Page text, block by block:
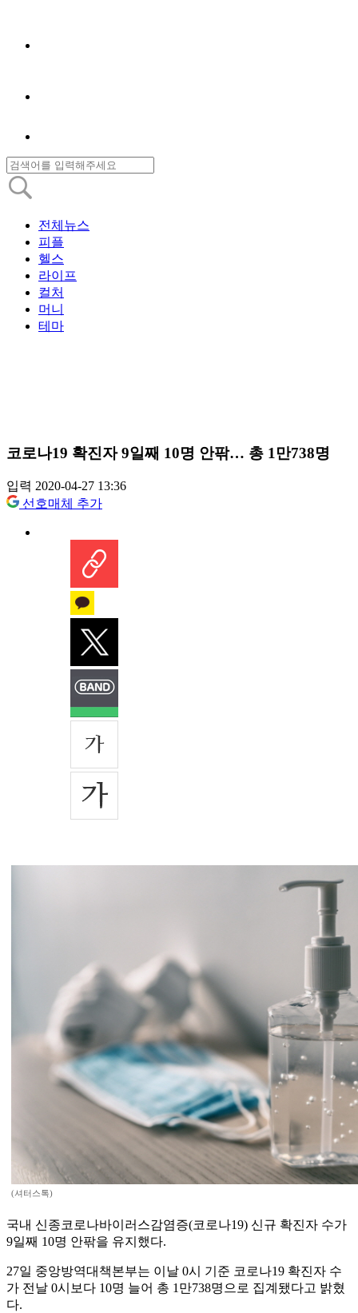
전체뉴스
피플
헬스
라이프
컬처
머니
테마
코로나19 확진자 9일째 10명 안팎… 총 1만738명
입력 2020-04-27 13:36
선호매체 추가
(셔터스톡)
국내 신종코로나바이러스감염증(코로나19) 신규 확진자 수가
9일째 10명 안팎을 유지했다.
27일 중앙방역대책본부는 이날 0시 기준 코로나19 확진자 수
가 전날 0시보다 10명 늘어 총 1만738명으로 집계됐다고 밝혔
다.